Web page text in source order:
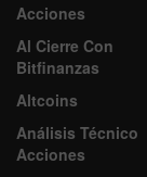
Acciones
Al Cierre Con
Bitfinanzas
Altcoins
Análisis Técnico
Acciones